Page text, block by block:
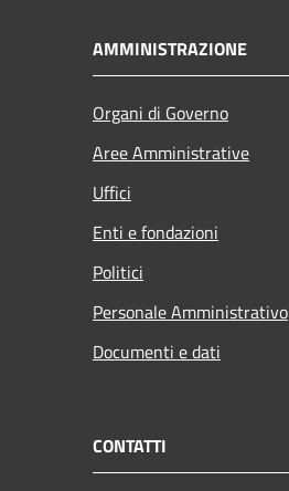
AMMINISTRAZIONE
Organi di Governo
Aree Amministrative
Uffici
Enti e fondazioni
Politici
Personale Amministrativo
Documenti e dati
CONTATTI